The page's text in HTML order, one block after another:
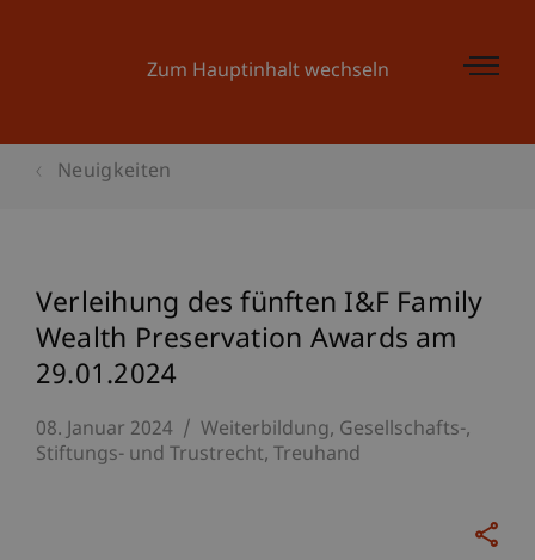
Zum Hauptinhalt wechseln
Neuigkeiten
Verleihung des fünften I&F Family
Wealth Preservation Awards am
29.01.2024
08. Januar 2024 Weiterbildung Gesellschafts-,
Stiftungs- und Trustrecht Treuhand